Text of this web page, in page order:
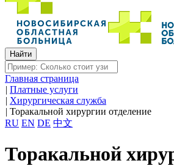
Главная страница
| Платные услуги
| Хирургическая служба
| Торакальной хирургии отделение
RU EN DE 中文
Торакальной